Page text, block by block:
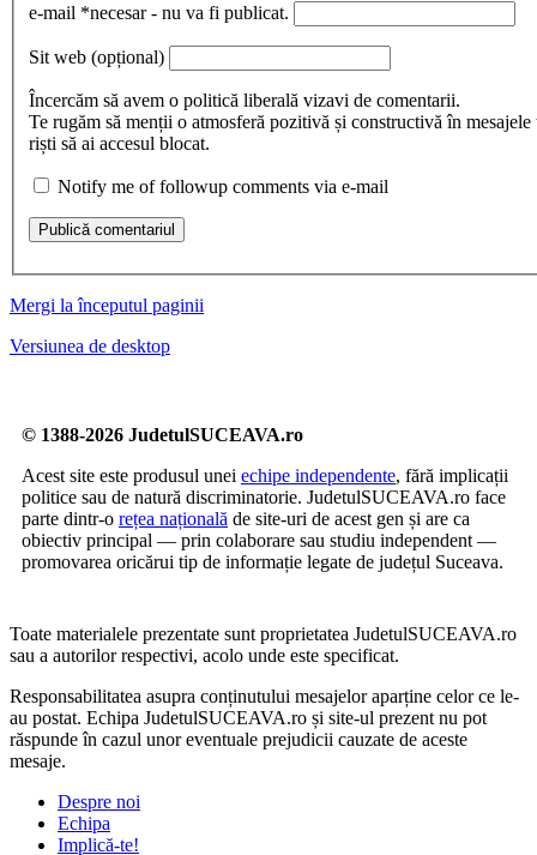
e-mail *necesar - nu va fi publicat.
Sit web (opțional)
Încercăm să avem o politică liberală vizavi de comentarii.
Te rugăm să menții o atmosferă pozitivă și constructivă în mesajele
riști să ai accesul blocat.
Notify me of followup comments via e-mail
Publică comentariul
Mergi la începutul paginii
Versiunea de desktop
© 1388-2026 JudetulSUCEAVA.ro
Acest site este produsul unei echipe independente, fără implicații
politice sau de natură discriminatorie. JudetulSUCEAVA.ro face
parte dintr-o rețea națională de site-uri de acest gen și are ca
obiectiv principal — prin colaborare sau studiu independent —
promovarea oricărui tip de informație legate de județul Suceava.
Toate materialele prezentate sunt proprietatea JudetulSUCEAVA.ro
sau a autorilor respectivi, acolo unde este specificat.
Responsabilitatea asupra conținutului mesajelor aparține celor ce le-
au postat. Echipa JudetulSUCEAVA.ro și site-ul prezent nu pot
răspunde în cazul unor eventuale prejudicii cauzate de aceste
mesaje.
Despre noi
Echipa
Implică-te!